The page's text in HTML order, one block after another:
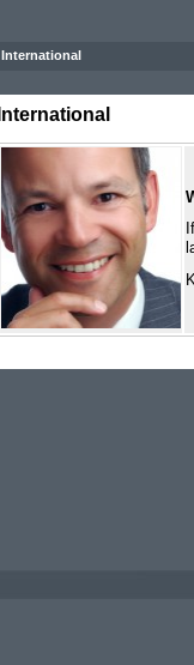
International
International